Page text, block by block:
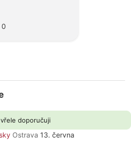
0
doporučuji
Ostrava 13. června